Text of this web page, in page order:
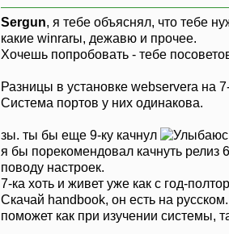
Sergun, я тебе объяснял, что тебе
какие winrarы, дежавю и прочее.
Хочешь попробовать - тебе
Разницы в установке webserverа на
Система портов у них одинакова.
зы. ты бы еще 9-ку качнул
я бы порекомендовал качнуть релиз
поводу настроек.
7-ка хоть и живет уже как с год-
Скачай handbook, он есть на
поможет как при изучении системы,